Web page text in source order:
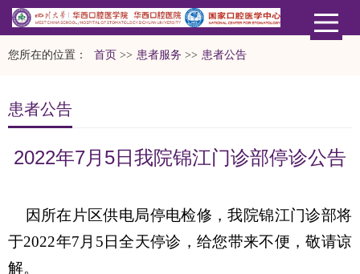
您所在的位置： 首页 >> 患者服务 >> 患者公告
患者公告
2022年7月5日我院锦江门诊部停诊公告
因所在片区供电局停电检修，我院锦江门诊部将
于2022年7月5日全天停诊，给您带来不便，敬请谅
解。